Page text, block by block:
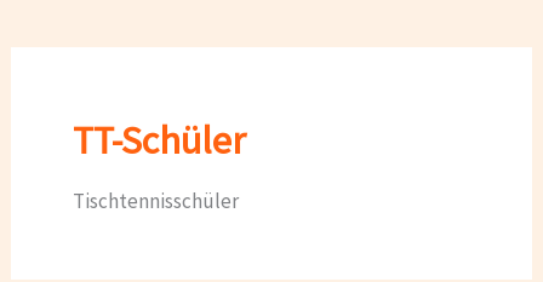
TT-Schüler
Tischtennisschüler